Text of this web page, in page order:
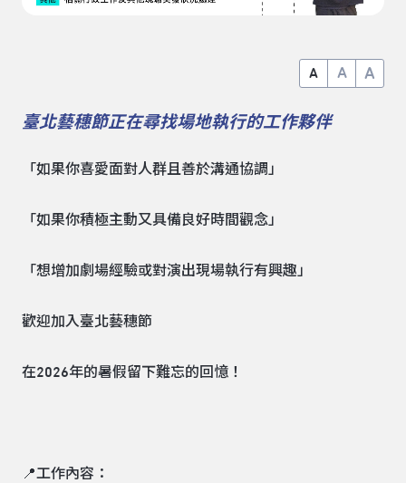
A A A
臺北藝穗節正在尋找場地執行的工作夥伴
「如果你喜愛面對人群且善於溝通協調」
「如果你積極主動又具備良好時間觀念」
「想增加劇場經驗或對演出現場執行有興趣」
歡迎加入臺北藝穗節
在2026年的暑假留下難忘的回憶！
📍工作內容：